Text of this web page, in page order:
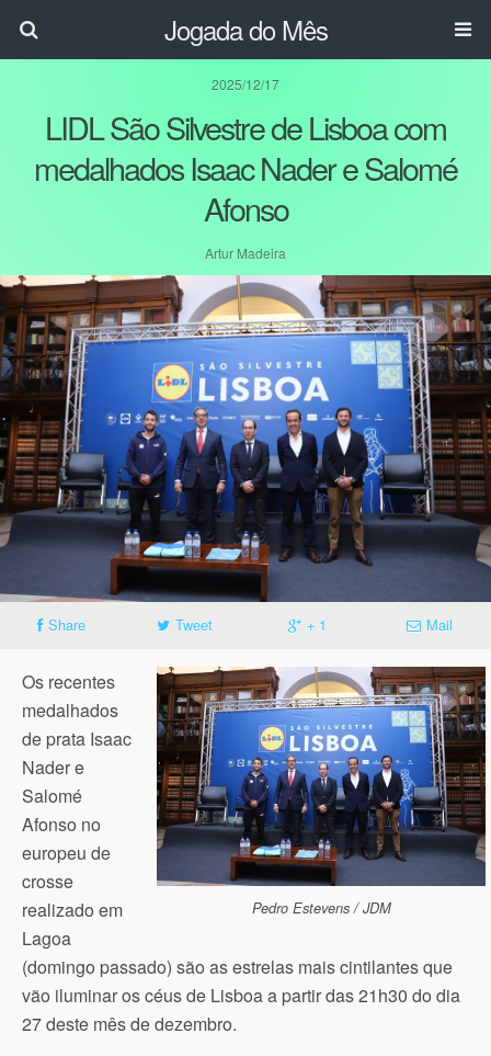
Jogada do Mês
2025/12/17
LIDL São Silvestre de Lisboa com
medalhados Isaac Nader e Salomé
Afonso
Artur Madeira
Share Tweet + 1 Mail
Pedro Estevens / JDM
Os recentes
medalhados
de prata Isaac
Nader e
Salomé
Afonso no
europeu de
crosse
realizado em
Lagoa
(domingo passado) são as estrelas mais cintilantes que
vão iluminar os céus de Lisboa a partir das 21h30 do dia
27 deste mês de dezembro.